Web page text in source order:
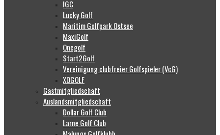
IGC
Lucky Golf
Maritim Golfpark Ostsee
MaxiGolf
Onegolf
Start2Golf
Vereinigung clubfreier Golfspieler (VcG)
XOGOLF
Gastmitgliedschaft
Auslandsmitgliedschaft
Dollar Golf Club
Larne Golf Club